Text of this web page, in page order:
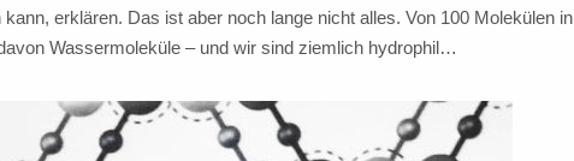
kann, erklären. Das ist aber noch lange nicht alles. Von 100 Molekülen in
Wassermoleküle – und wir sind ziemlich hydrophil…